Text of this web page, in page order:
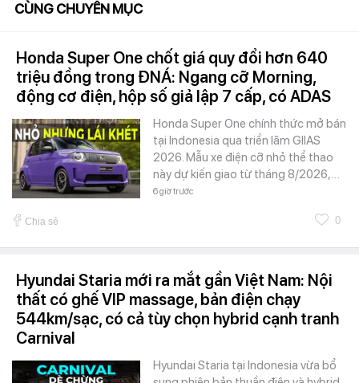
CÙNG CHUYÊN MỤC
Honda Super One chốt giá quy đổi hơn 640
triệu đồng trong ĐNÁ: Ngang cỡ Morning,
động cơ điện, hộp số giả lập 7 cấp, có ADAS
Honda Super One chính thức mở bán
tại Indonesia qua triển lãm GIIAS
2026. Mẫu xe điện cỡ nhỏ thể thao
này dự kiến giao từ tháng 8/2026,…
6 giờ trước
Chia sẻ 0
Hyundai Staria mới ra mắt gần Việt Nam: Nội
thất có ghế VIP massage, bản điện chạy
544km/sạc, có cả tùy chọn hybrid cạnh tranh
Carnival
Hyundai Staria tại Indonesia vừa bổ